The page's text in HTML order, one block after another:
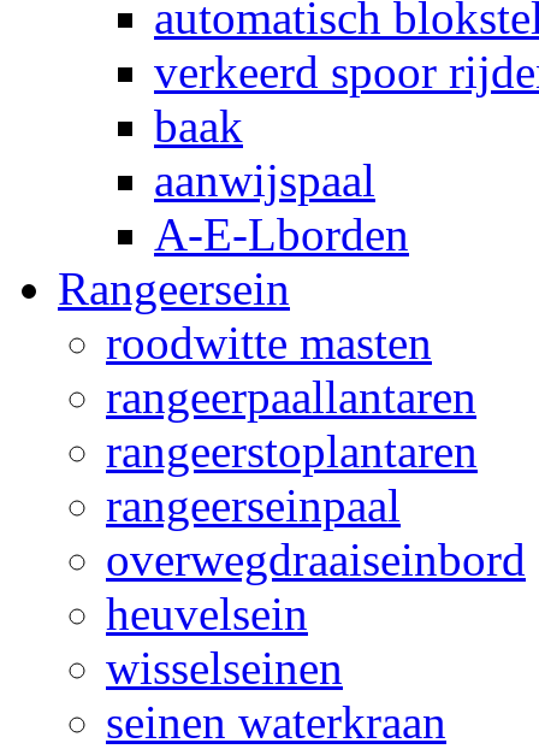
automatisch
verkeerd spoor
baak
aanwijspaal
A-E-Lborden
Rangeersein
roodwitte masten
rangeerpaallantaren
rangeerstoplantaren
rangeerseinpaal
overwegdraaiseinbord
heuvelsein
wisselseinen
seinen waterkraan